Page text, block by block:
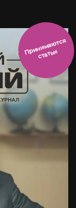
П
р
и
н
и
м
а
ют
с
я
ст
ать
и